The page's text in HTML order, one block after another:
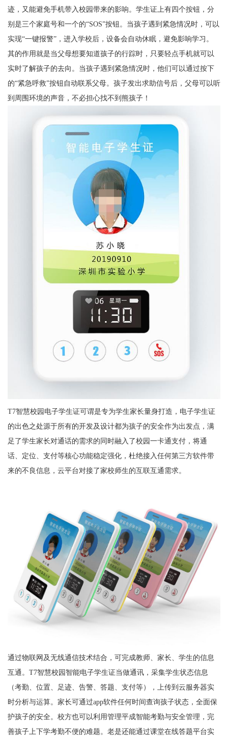
迹，又能避免手机带入校园带来的影响。学生证上有四个按钮，分
别是三个家庭号和一个的“SOS”按钮。当孩子遇到紧急情况时，可以
实现“一键报警”，进入学校后，设备会自动休眠，避免影响学习。
其的作用就是当父母想要知道孩子的行踪时，只要轻点手机就可以
实时了解孩子的去向。当孩子遇到紧急情况时，他们可以通过按下
的“紧急呼救”按钮自动联系父母。孩子发出求助信号后，父母可以听
到周围环境的声音，不必担心找不到熊孩子！
T7智慧校园电子学生证可谓是专为学生家长量身打造，电子学生证
的出色之处源于所有的开发及设计都为孩子的安全作为出发点，满
足了学生家长对通话的需求的同时融入了校园一卡通支付，将通
话、定位、支付等核心功能稳定强化，杜绝接入任何第三方软件带
来的不良信息，云平台对接了家校师生的互联互通需求。
通过物联网及无线通信技术结合，可完成教师、家长、学生的信息
互通。T7智慧校园智能电子学生证当做通讯，采集学生状态信息
（考勤、位置、足迹、告警、答题、支付等），上传到云服务器实
时分析与运算。家长可通过app软件任何时间查询孩子状态，全面保
护孩子的安全。校方也可以利用管理平成智能考勤与安全管理，完
善孩子上下学考勤不便的难题。老是还能通过课堂在线答题平台实